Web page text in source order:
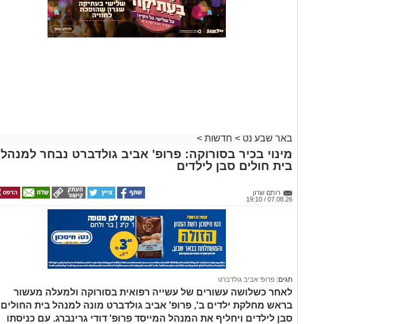
באר שבע נט > חדשות >
מינוי בכיר בסורוקה: פרופ' אביב גולדברט נבחר למנהל
בית חולים סבן לילדים
רותם שרון
07.08.26 / 19:10
תגים: פרופ' אביב גולדברט
לאחר כשלושה עשורים של עשייה רפואית בסורוקה ולמעלה מעשור
בראש מחלקת ילדים ב', פרופ' אביב גולדברט מונה למנהל בית החולים
סבן לילדים ויחליף את המנהל המייסד פרופ' דודי גרינברג. עם כניסתו